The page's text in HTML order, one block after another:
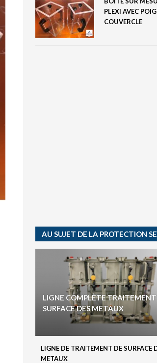
PLEXI AVEC
COUVERCLE
AU SUJET DE LA PROTECTION
LIGNE COMPLÈTE TRAITEMENT
SURFACE DES METAUX
LIGNE DE TRAITEMENT DE SURFACE
METAUX